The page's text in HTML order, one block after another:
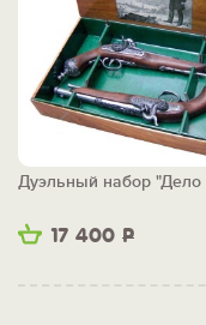
17 400 Р
Дуэльный набор "Дело